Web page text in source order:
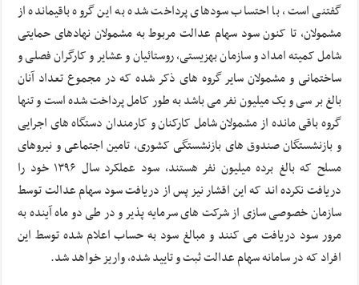
گفتنی است، با احتساب سودهای پرداخت شده به این گروه باقیمانده از
مشمولان، تا کنون سود سهام عدالت مربوط به مشمولان نهادهای حمایتی
شامل کمیته امداد و سازمان بهزیستی، روستائیان و عشایر و کارگران فصلی و
ساختمانی و مشمولان سایر گروه های ذکر شده که در مجموع تعداد آنان
بالغ بر سی و یک میلیون نفر می باشد به طور کامل پرداخت شده است و تنها
گروه باقی مانده از مشمولان شامل کارکنان و کارمندان دستگاه های اجرایی
و بازنشستگان صندوق های بازنشستگی کشوری، تامین اجتماعی و نیروهای
مسلح که بالغ برده میلیون نفر هستند، سود عملکرد سال ۱۳۹۶ خود را
دریافت نکرده اند که این اقشار نیز پس از دریافت سود سهام عدالت توسط
سازمان خصوصی سازی از شرکت های سرمایه پذیر و در طی دو ماه آینده به
مرور سود دریافت می کنند و مبالغ سود به حساب اعلام شده توسط این
افراد که در سامانه سهام عدالت ثبت و تایید شده، واریز خواهد شد.